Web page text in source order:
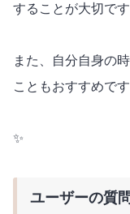
することが大切です
また、自分自身の
こともおすすめです
✨
ユーザーの質